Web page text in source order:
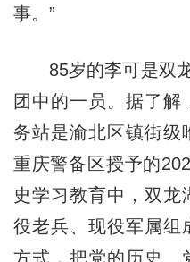
事。”
85岁的李可是双龙
团中的一员。据了解
务站是渝北区镇街级
重庆警备区授予的
史学习教育中，双龙
役老兵、现役军属组
方式，把党的历史、